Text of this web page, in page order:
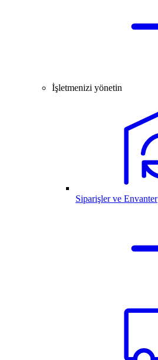
İşletmenizi yönetin
Siparişler ve Envanter